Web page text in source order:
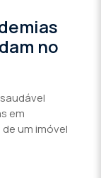
no
em
um imóvel